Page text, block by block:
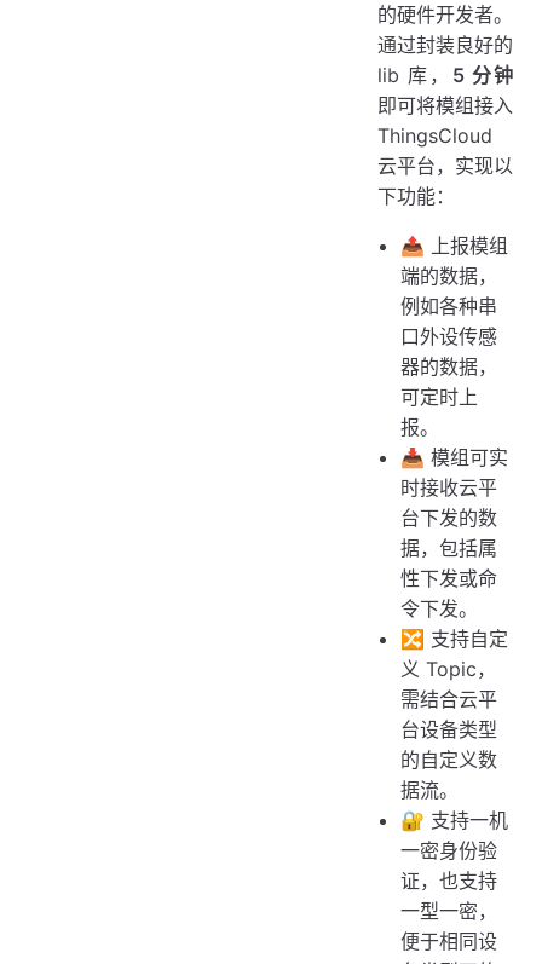
的硬件开发者。
通过封装良好的
lib 库， 5 分钟
即可将模组接入
ThingsCloud
云平台，实现以
下功能：
📤 上报模组
端的数据，
例如各种串
口外设传感
器的数据，
可定时上
报。
📥 模组可实
时接收云平
台下发的数
据，包括属
性下发或命
令下发。
🔀 支持自定
义 Topic，
需结合云平
台设备类型
的自定义数
据流。
🔐 支持一机
一密身份验
证，也支持
一型一密，
便于相同设